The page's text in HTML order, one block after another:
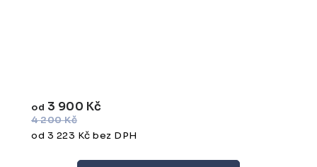
od 3 223 Kč bez DPH
od 3 900 Kč
4 200 Kč